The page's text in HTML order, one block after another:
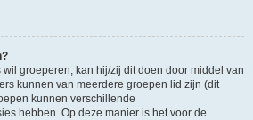
groeperen, kan hij/zij dit doen door middel van
kunnen van meerdere groepen lid zijn (dit
kunnen verschillende
hebben. Op deze manier is het voor de